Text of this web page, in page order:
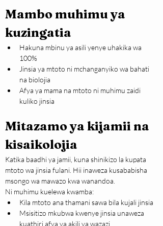
Mambo muhimu ya
kuzingatia
Hakuna mbinu ya asili yenye uhakika wa
100%
Jinsia ya mtoto ni mchanganyiko wa bahati
na biolojia
Afya ya mama na mtoto ni muhimu zaidi
kuliko jinsia
Mitazamo ya kijamii na
kisaikolojia
Katika baadhi ya jamii, kuna shinikizo la kupata
mtoto wa jinsia fulani. Hii inaweza kusababisha
msongo wa mawazo kwa wanandoa.
Ni muhimu kuelewa kwamba:
Kila mtoto ana thamani sawa bila kujali jinsia
Msisitizo mkubwa kwenye jinsia unaweza
kuathiri afya ya akili ya wazazi